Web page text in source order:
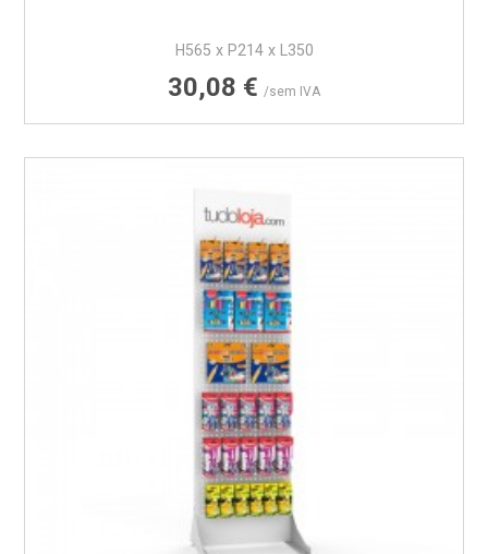
H565 x P214 x L350
Preço
30,08 € /sem IVA